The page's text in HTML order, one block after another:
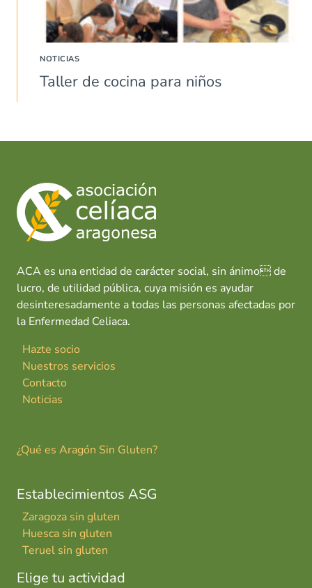
NOTICIAS
Taller de cocina para niños
ACA es una entidad de carácter social, sin ánimo de
lucro, de utilidad pública, cuya misión es ayudar
desinteresadamente a todas las personas afectadas por
la Enfermedad Celiaca.
Hazte socio
Nuestros servicios
Contacto
Noticias
¿Qué es Aragón Sin Gluten?
Establecimientos ASG
Zaragoza sin gluten
Huesca sin gluten
Teruel sin gluten
Elige tu actividad